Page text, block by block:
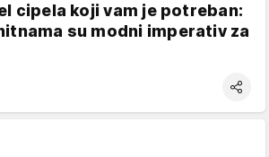
cipela koji vam je potreban:
su modni imperativ za